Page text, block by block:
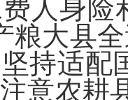
人身险
粮大县
持适配
意农耕